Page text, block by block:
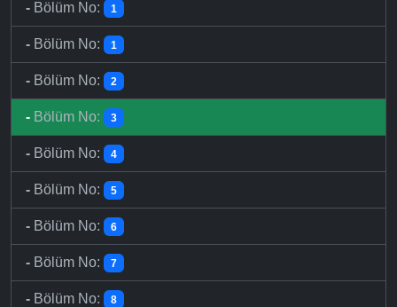
- Bölüm No: 1
- Bölüm No: 1
- Bölüm No: 2
- Bölüm No: 3
- Bölüm No: 4
- Bölüm No: 5
- Bölüm No: 6
- Bölüm No: 7
- Bölüm No: 8